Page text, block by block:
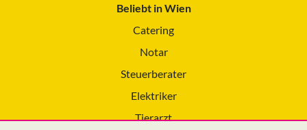
Beliebt in Wien
Catering
Notar
Steuerberater
Elektriker
Tierarzt